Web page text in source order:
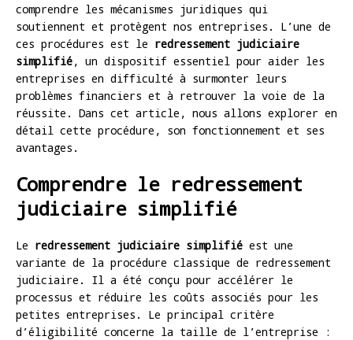
comprendre les mécanismes juridiques qui
soutiennent et protègent nos entreprises. L’une de
ces procédures est le redressement judiciaire
simplifié, un dispositif essentiel pour aider les
entreprises en difficulté à surmonter leurs
problèmes financiers et à retrouver la voie de la
réussite. Dans cet article, nous allons explorer en
détail cette procédure, son fonctionnement et ses
avantages.
Comprendre le redressement
judiciaire simplifié
Le redressement judiciaire simplifié est une
variante de la procédure classique de redressement
judiciaire. Il a été conçu pour accélérer le
processus et réduire les coûts associés pour les
petites entreprises. Le principal critère
d’éligibilité concerne la taille de l’entreprise :